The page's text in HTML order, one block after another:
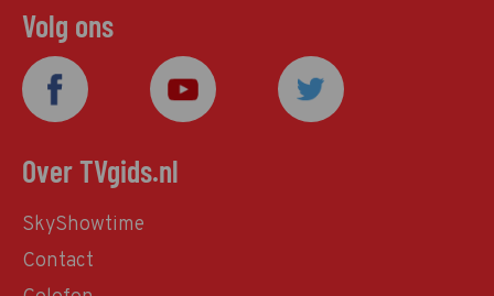
Volg ons
Over TVgids.nl
SkyShowtime
Contact